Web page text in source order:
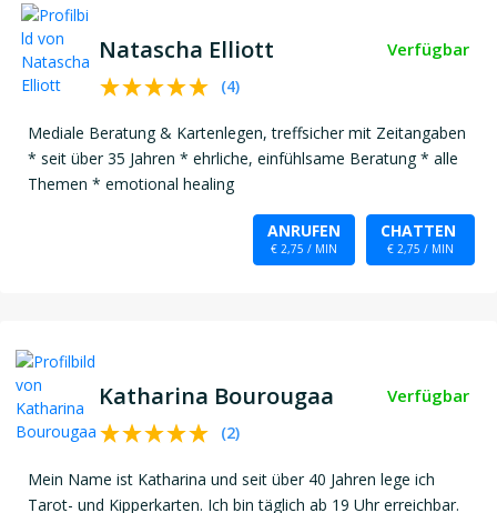
Natascha Elliott
(4)
Verfügbar
Mediale Beratung & Kartenlegen, treffsicher mit Zeitangaben
* seit über 35 Jahren * ehrliche, einfühlsame Beratung * alle
Themen * emotional healing
ANRUFEN
€ 2,75 / MIN
CHATTEN
€ 2,75 / MIN
Katharina Bourougaa
(2)
Verfügbar
Mein Name ist Katharina und seit über 40 Jahren lege ich
Tarot- und Kipperkarten. Ich bin täglich ab 19 Uhr erreichbar.